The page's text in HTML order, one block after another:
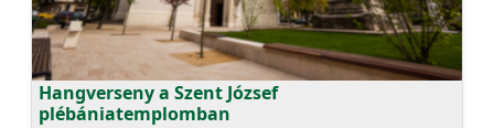
Hangverseny a Szent József
plébániatemplomban